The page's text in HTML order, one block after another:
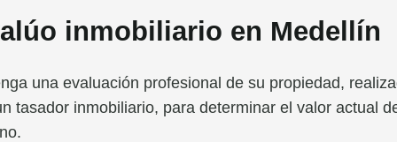
inmobiliario en Medellín
una evaluación profesional de su propiedad,
tasador inmobiliario, para determinar el valor actual